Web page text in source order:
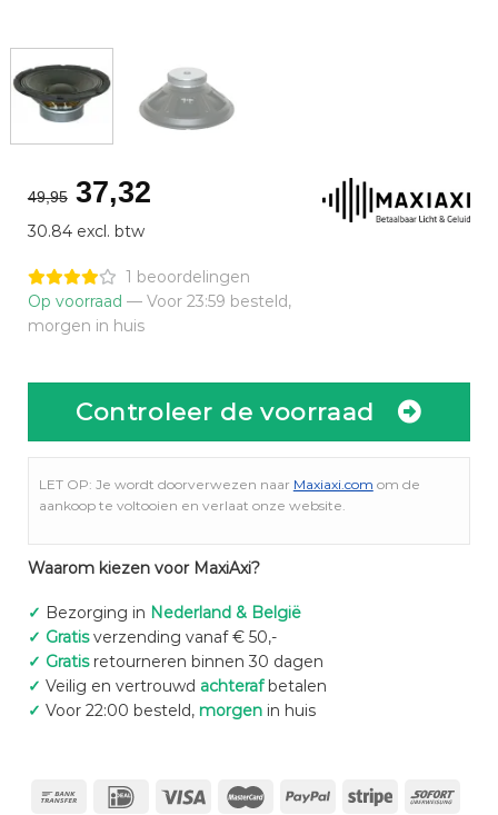
49,95 Oorspronkelijke
prijs
was:
€49,95.
37,32Huidige
€37,32.
30.84 excl. btw
1 beoordelingen
Op voorraad — Voor 23:59 besteld,
morgen in huis
Controleer de voorraad
LET OP: Je wordt doorverwezen naar Maxiaxi.com om de
aankoop te voltooien en verlaat onze website.
Waarom kiezen voor MaxiAxi?
✓ Bezorging in Nederland & België
✓ Gratisverzending vanaf € 50,-
✓ Gratisretourneren binnen 30 dagen
✓ Veilig en vertrouwd achterafbetalen
✓ Voor 22:00 besteld, morgenin huis